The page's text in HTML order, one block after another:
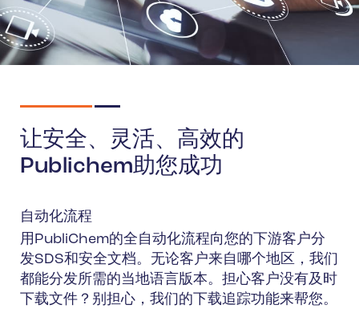
让安全、灵活、高效的
Publichem助您成功
自动化流程
用PubliChem的全自动化流程向您的下游客户分
发SDS和安全文档。无论客户来自哪个地区，我们
都能分发所需的当地语言版本。担心客户没有及时
下载文件？别担心，我们的下载追踪功能来帮您。